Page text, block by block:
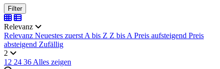
Ausgewählte Filter
Alle Filter entfernen
Preis
€
Inhalt
Filter
Relevanz
Relevanz Neuestes zuerstA bis Z Z bis APreis aufsteigend Preis
absteigend Zufällig
2
12 24 36Alles zeigen